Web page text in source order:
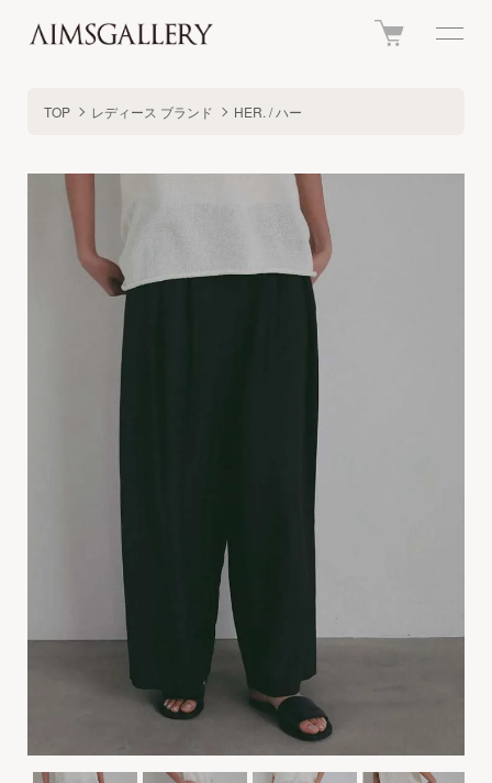
TOP レディース ブランド HER. / ハー